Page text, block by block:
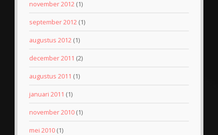
november 2012 (1)
september 2012 (1)
augustus 2012 (1)
december 2011 (2)
augustus 2011 (1)
januari 2011 (1)
november 2010 (1)
mei 2010 (1)